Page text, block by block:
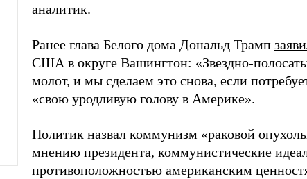
аналитик.
Ранее глава Белого дома Дональд Трамп
США в округе Вашингтон: «Звездно-
молот, и мы сделаем это снова, если
«свою уродливую голову в Америке».
Политик назвал коммунизм «раковой
мнению президента, коммунистические
противоположностью американским